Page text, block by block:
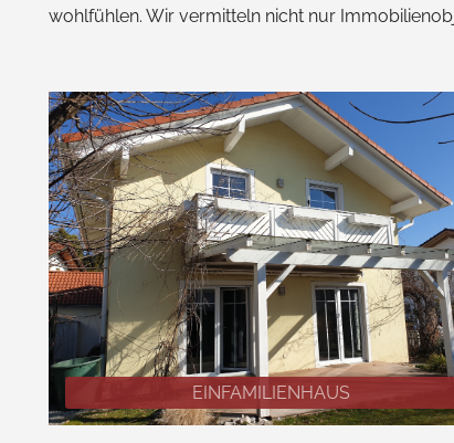
wohlfühlen. Wir vermitteln nicht nur
EINFAMILIENHAUS